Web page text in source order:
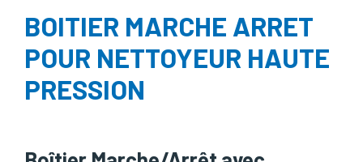
BOITIER MARCHE ARRET
POUR NETTOYEUR HAUTE
PRESSION